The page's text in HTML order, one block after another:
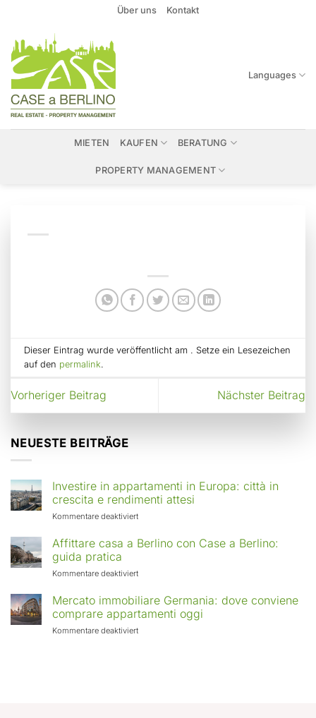
springen
Über uns Kontakt
Languages
MIETEN KAUFEN BERATUNG
PROPERTY MANAGEMENT
Dieser Eintrag wurde veröffentlicht am . Setze ein Lesezeichen
auf den permalink.
Vorheriger Beitrag Nächster Beitrag
NEUESTE BEITRÄGE
Investire in appartamenti in Europa: città in
crescita e rendimenti attesi
Kommentare deaktiviertfür
in
Europa:
in
crescita
rendimenti
Affittare casa a Berlino con Case a Berlino:
guida pratica
Kommentare deaktiviertfür
casa
a
Berlino
con
Mercato immobiliare Germania: dove conviene
comprare appartamenti oggi
Kommentare deaktiviertfür